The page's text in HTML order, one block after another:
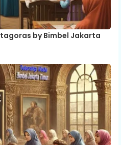
by Bimbel Jakarta